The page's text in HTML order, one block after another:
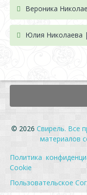
Вероника
Юлия Николаева
© 2026 Свирель. Все
материалов
Политика
Cookie
Пользовательское